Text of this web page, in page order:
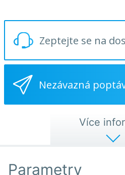
Zeptejte se na
Nezávazná
Více
Parametry